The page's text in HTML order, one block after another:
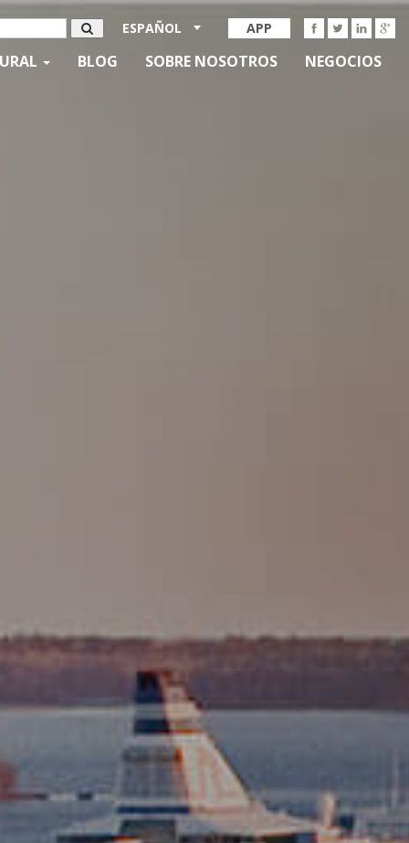
APP
ESPAÑOL
BLOG SOBRE NOSOTROS NEGOCIOS